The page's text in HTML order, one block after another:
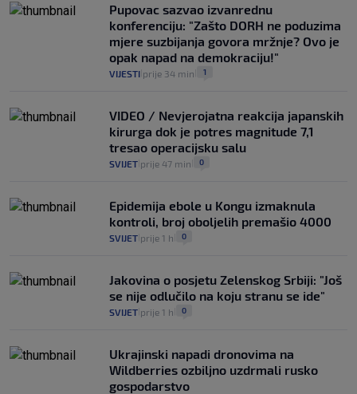
Pupovac sazvao izvanrednu
konferenciju: "Zašto DORH ne poduzima
mjere suzbijanja govora mržnje? Ovo je
opak napad na demokraciju!"
VIJESTI prije 34 min 1
VIDEO / Nevjerojatna reakcija japanskih
kirurga dok je potres magnitude 7,1
tresao operacijsku salu
SVIJET prije 47 min 0
Epidemija ebole u Kongu izmaknula
kontroli, broj oboljelih premašio 4000
SVIJET prije 1 h 0
Jakovina o posjetu Zelenskog Srbiji: "Još
se nije odlučilo na koju stranu se ide"
SVIJET prije 1 h 0
Ukrajinski napadi dronovima na
Wildberries ozbiljno uzdrmali rusko
gospodarstvo